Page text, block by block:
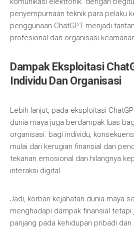
penyempurnaan teknik para pelaku
penggunaan ChatGPT menjadi
profesional dan organisasi
Dampak Eksploitasi
Individu Dan Organisasi
Lebih lanjut, pada eksploitasi
dunia maya juga berdampak luas
organisasi. bagi individu,
mulai dari kerugian finansial dan
tekanan emosional dan hilangnya
interaksi digital.
Jadi, korban kejahatan dunia maya
menghadapi dampak finansial tetapi
panjang pada kehidupan pribadi